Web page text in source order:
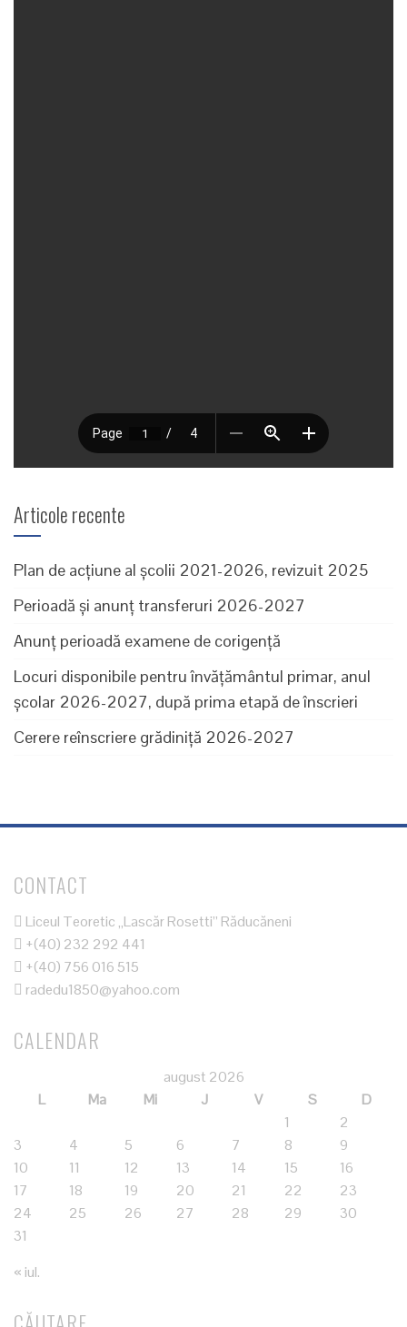
Articole recente
Plan de acțiune al școlii 2021-2026, revizuit 2025
Perioadă și anunț transferuri 2026-2027
Anunț perioadă examene de corigență
Locuri disponibile pentru învăţământul primar, anul
şcolar 2026-2027, după prima etapă de înscrieri
Cerere reînscriere grădiniță 2026-2027
CONTACT
Liceul Teoretic „Lascăr Rosetti” Răducăneni
+(40) 232 292 441
+(40) 756 016 515
radedu1850@yahoo.com
CALENDAR
august 2026
L
Ma Mi J V S
D
1
2
3
4 5 6 7 8
9
10
11 12 13 14 15
16
17
18 19 20 21 22
23
24
25 26 27 28 29
30
31
« iul.